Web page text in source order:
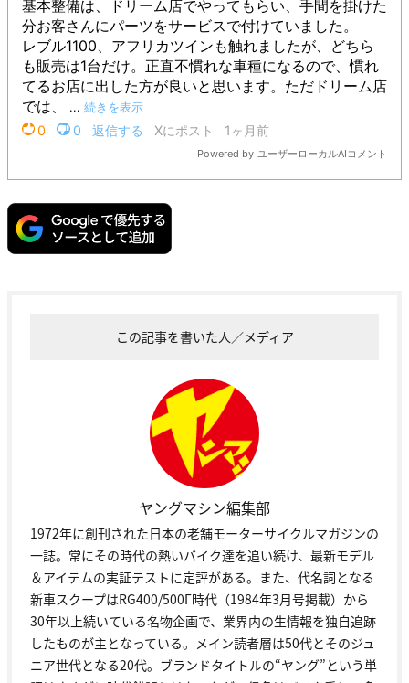
この記事を書いた人／メディア
ヤングマシン編集部
1972年に創刊された日本の老舗モーターサイクルマガジンの
一誌。常にその時代の熱いバイク達を追い続け、最新モデル
＆アイテムの実証テストに定評がある。また、代名詞となる
新車スクープはRG400/500Γ時代（1984年3月号掲載）から
30年以上続いている名物企画で、業界内の生情報を独自追跡
したものが主となっている。メイン読者層は50代とそのジュ
ニア世代となる20代。ブランドタイトルの“ヤング”という単